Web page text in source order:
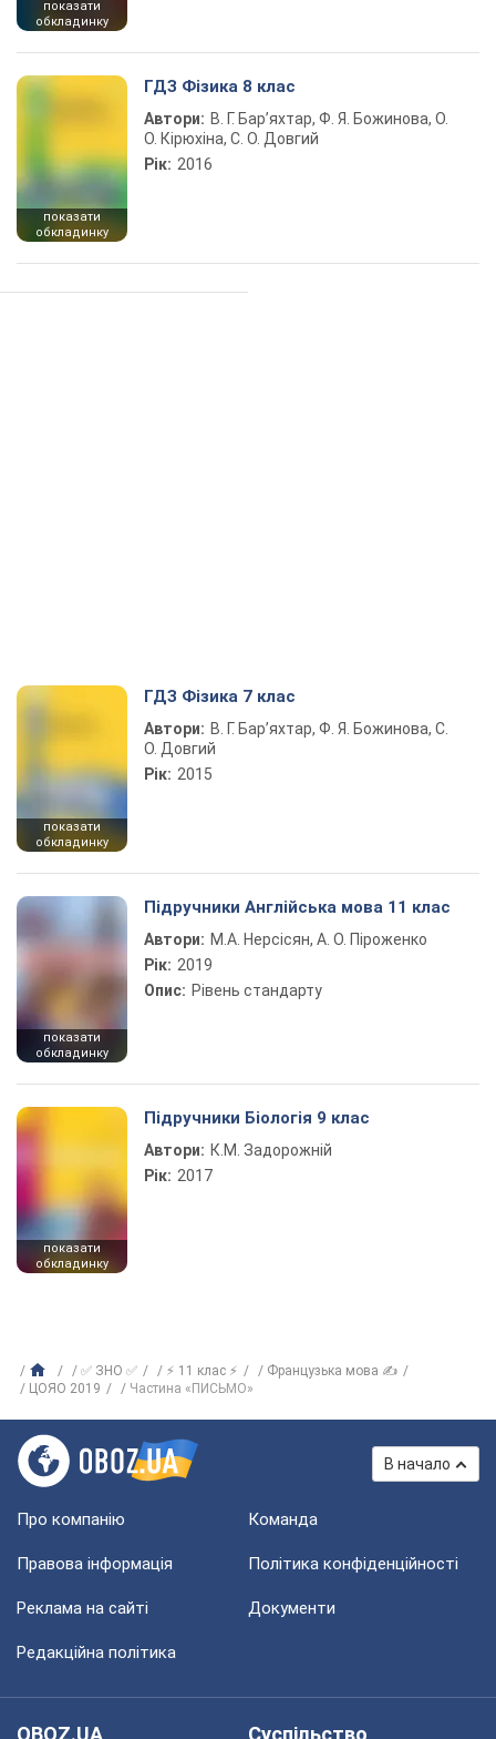
показати
обкладинку
показати
обкладинку
ГДЗ Фізика 8 клас
Автори: В. Г. Бар’яхтар, Ф. Я. Божинова, О.
О. Кірюхіна, С. О. Довгий
Рік: 2016
показати
обкладинку
ГДЗ Фізика 7 клас
Автори: В. Г. Бар’яхтар, Ф. Я. Божинова, С.
О. Довгий
Рік: 2015
показати
обкладинку
Підручники Англійська мова 11 клас
Автори: М.А. Нерсісян, А. О. Піроженко
Рік: 2019
Опис: Рівень стандарту
показати
обкладинку
Підручники Біологія 9 клас
Автори: К.М. Задорожній
Рік: 2017
✅ ЗНО ✅ ⚡ 11 клас ⚡
Французька мова ✍
ЦОЯО 2019
Частина «ПИСЬМО»
В начало
Про компанію Команда
Правова інформація Політика конфіденційності
Реклама на сайті Документи
Редакційна політика
OBOZ.UA
Суспільство